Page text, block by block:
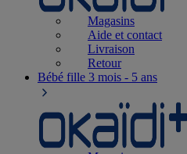
Magasins
Aide et contact
Livraison
Retour
Bébé fille 3 mois - 5 ans